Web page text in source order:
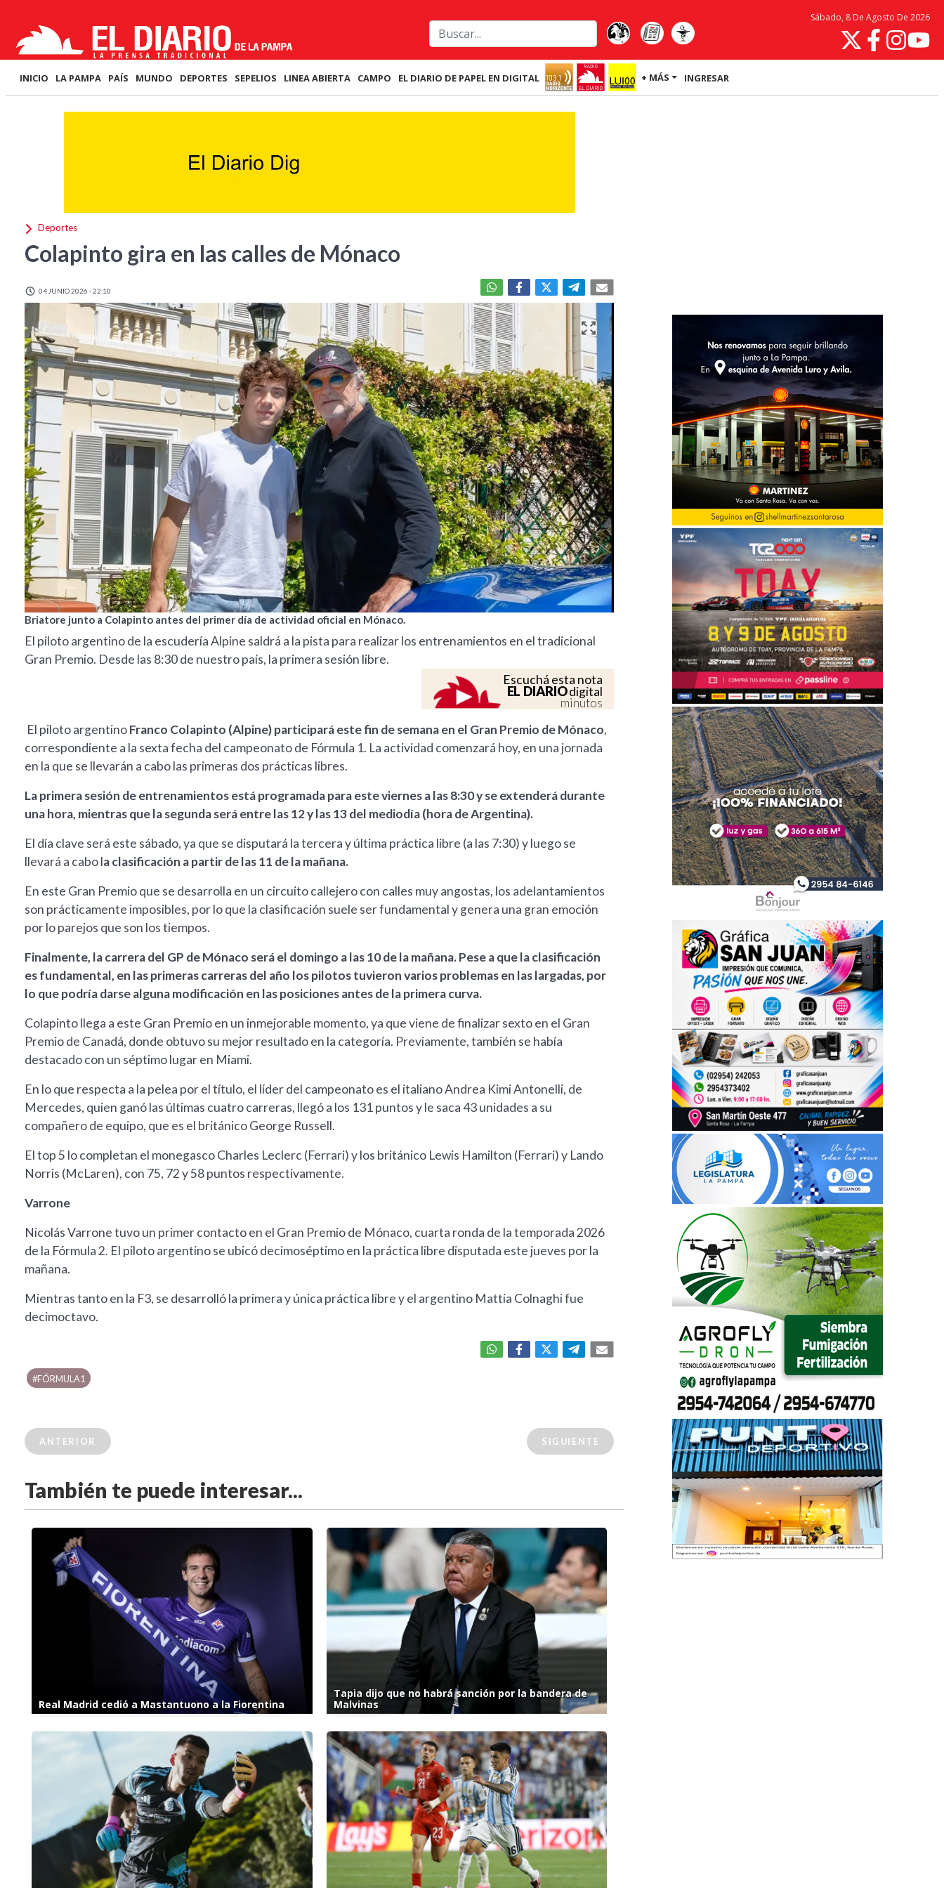
Sábado, 8 De Agosto De 2026
INICIO LA PAMPA PAÍS MUNDO DEPORTES SEPELIOS LINEA ABIERTA CAMPO EL DIARIO DE PAPEL EN DIGITAL + MÁS INGRESAR
Deportes
Colapinto gira en las calles de Mónaco
04 JUNIO 2026 - 22:10
Briatore junto a Colapinto antes del primer día de actividad oficial en Mónaco.
El piloto argentino de la escudería Alpine saldrá a la pista para realizar los entrenamientos en el tradicional
Gran Premio. Desde las 8:30 de nuestro país, la primera sesión libre.
Escuchá esta nota
EL DIARIOdigital
minutos
El piloto argentinoFranco Colapinto (Alpine) participará este fin de semana en el Gran Premio de Mónaco,
correspondiente a la sexta fecha del campeonato de Fórmula 1. La actividad comenzará hoy, en una jornada
en la que se llevarán a cabo las primeras dos prácticas libres.
La primera sesión de entrenamientos está programada para este viernes a las 8:30 y se extenderá durante
una hora, mientras que la segunda será entre las 12 y las 13 del mediodía (hora de Argentina).
El día clave será este sábado, ya que se disputará la tercera y última práctica libre (a las 7:30) y luego se
llevará a cabo la clasificación a partir de las 11 de la mañana.
En este Gran Premio que se desarrolla en un circuito callejero con calles muy angostas, los adelantamientos
son prácticamente imposibles, por lo que la clasificación suele ser fundamental y genera una gran emoción
por lo parejos que son los tiempos.
Finalmente, la carrera del GP de Mónaco será el domingo a las 10 de la mañana. Pese a que la clasificación
es fundamental, en las primeras carreras del año los pilotos tuvieron varios problemas en las largadas, por
lo que podría darse alguna modificación en las posiciones antes de la primera curva.
Colapinto llega a este Gran Premio en un inmejorable momento, ya que viene de finalizar sexto en el Gran
Premio de Canadá, donde obtuvo su mejor resultado en la categoría. Previamente, también se había
destacado con un séptimo lugar en Miami.
En lo que respecta a la pelea por el título, el líder del campeonato es el italiano Andrea Kimi Antonelli, de
Mercedes, quien ganó las últimas cuatro carreras, llegó a los 131 puntos y le saca 43 unidades a su
compañero de equipo, que es el británico George Russell.
El top 5 lo completan el monegasco Charles Leclerc (Ferrari) y los británico Lewis Hamilton (Ferrari) y Lando
Norris (McLaren), con 75, 72 y 58 puntos respectivamente.
Varrone
Nicolás Varrone tuvo un primer contacto en el Gran Premio de Mónaco, cuarta ronda de la temporada 2026
de la Fórmula 2. El piloto argentino se ubicó decimoséptimo en la práctica libre disputada este jueves por la
mañana.
Mientras tanto en la F3, se desarrolló la primera y única práctica libre y el argentino Mattia Colnaghi fue
decimoctavo.
#FÓRMULA1
ANTERIOR SIGUIENTE
También te puede interesar...
Real Madrid cedió a Mastantuono a la Fiorentina
Tapia dijo que no habrá sanción por la bandera de
Malvinas